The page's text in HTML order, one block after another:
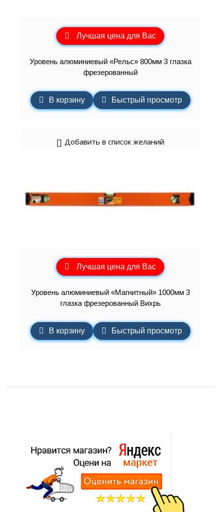
Лучшая цена для Вас
Уровень алюминиевый «Рельс» 800мм 3 глазка
фрезерованный
В корзину Быстрый просмотр
Добавить в список желаний
Лучшая цена для Вас
Уровень алюминиевый «Магнитный» 1000мм 3
глазка фрезерованный Вихрь
В корзину Быстрый просмотр